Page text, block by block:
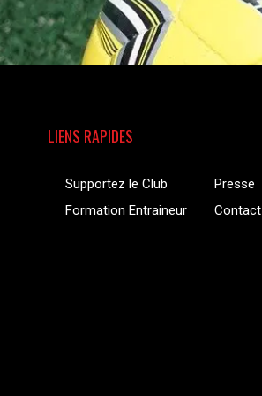
LIENS RAPIDES
Supportez le Club
Presse
Formation Entraineur
Contact